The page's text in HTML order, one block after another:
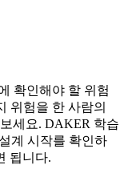
확인해야 할 위험
위험을 한 사람의
세요. DAKER 학습
계 시작를 확인하
됩니다.